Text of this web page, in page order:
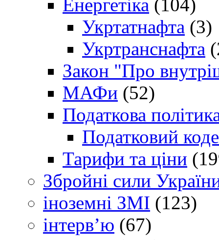
Енергетіка (104)
Укртатнафта (3)
Укртранснафта
Закон "Про
МАФи (52)
Податкова
Податковий
Тарифи та ціни
Збройні сили
іноземні ЗМІ (123)
інтерв’ю (67)